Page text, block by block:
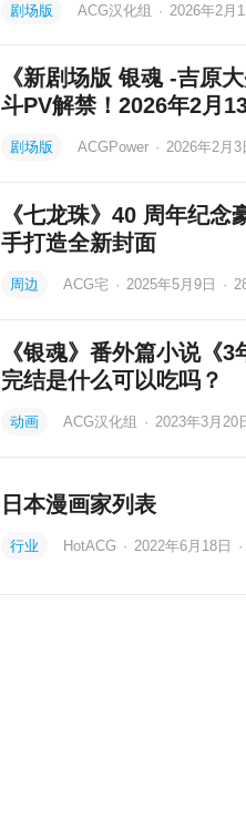
剧场版 ACG汉化组 · 2026年2月
《新剧场版 银魂 -吉原
斗PV解禁！2026年2月
剧场版 ACGPower · 2026年2月3
《七龙珠》40 周年纪
手打造全新封面
周边 ACG宅 · 2025年5月9日 ·
《银魂》番外篇小说《
完结是什么可以吃吗？
动画 ACG汉化组 · 2023年3月20
日本漫画家列表
行业 HotACG · 2022年6月18日 ·